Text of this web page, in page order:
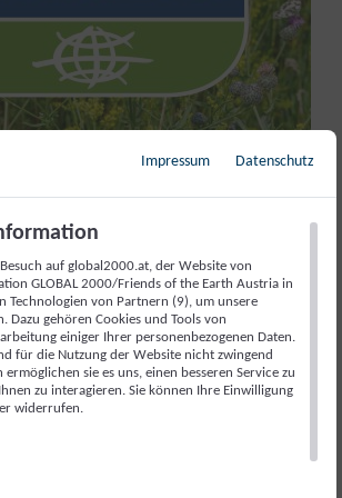
USO 2024
Daten zur Finanzierung der
(USO) aus 2024.
Impressum Datenschutz
auf global2000.at, der Website von
GLOBAL 2000/Friends of the Earth Austria in
Technologien von Partnern (9), um unsere
Dazu gehören Cookies und Tools von
einiger Ihrer personenbezogenen Daten.
für die Nutzung der Website nicht zwingend
sie es uns, einen besseren Service zu
zu interagieren. Sie können Ihre Einwilligung
widerrufen.